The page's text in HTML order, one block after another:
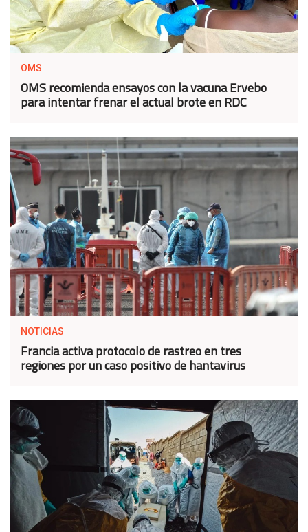
OMS
OMS recomienda ensayos con la vacuna Ervebo
para intentar frenar el actual brote en RDC
NOTICIAS
Francia activa protocolo de rastreo en tres
regiones por un caso positivo de hantavirus